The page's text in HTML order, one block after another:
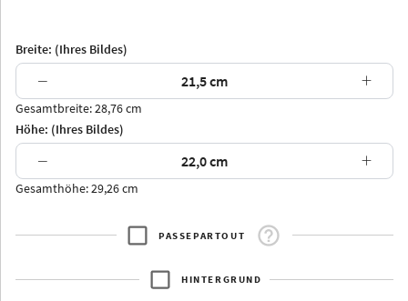
Arran Luzern
Thurgau
Breite: (Ihres Bildes)
− +
Gesamtbreite: 28,76 cm
Höhe: (Ihres Bildes)
− +
Gesamthöhe: 29,26 cm
PASSEPARTOUT
HINTERGRUND